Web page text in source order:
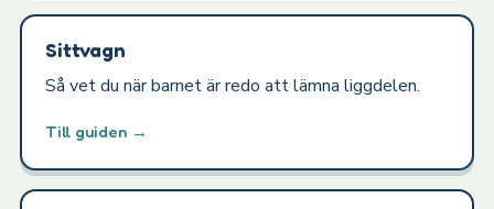
Sittvagn
Så vet du när barnet är redo att lämna liggdelen.
Till guiden →